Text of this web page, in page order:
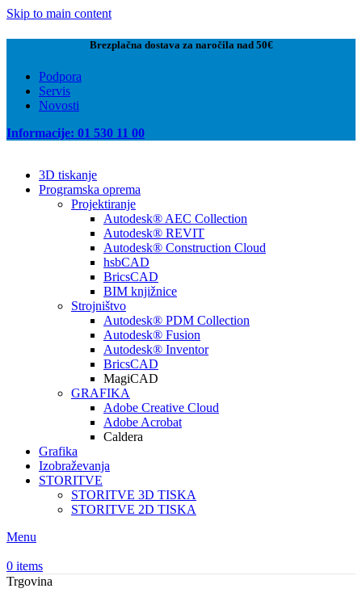
Skip to main content
Brezplačna dostava za naročila nad 50€
Podpora
Servis
Novosti
Informacije: 01 530 11 00
3D tiskanje
Programska oprema
Projektiranje
Autodesk® AEC Collection
Autodesk® REVIT
Autodesk® Construction Cloud
hsbCAD
BricsCAD
BIM knjižnice
Strojništvo
Autodesk® PDM Collection
Autodesk® Fusion
Autodesk® Inventor
BricsCAD
MagiCAD
GRAFIKA
Adobe Creative Cloud
Adobe Acrobat
Caldera
Grafika
Izobraževanja
STORITVE
STORITVE 3D TISKA
STORITVE 2D TISKA
Menu
0 items
Trgovina